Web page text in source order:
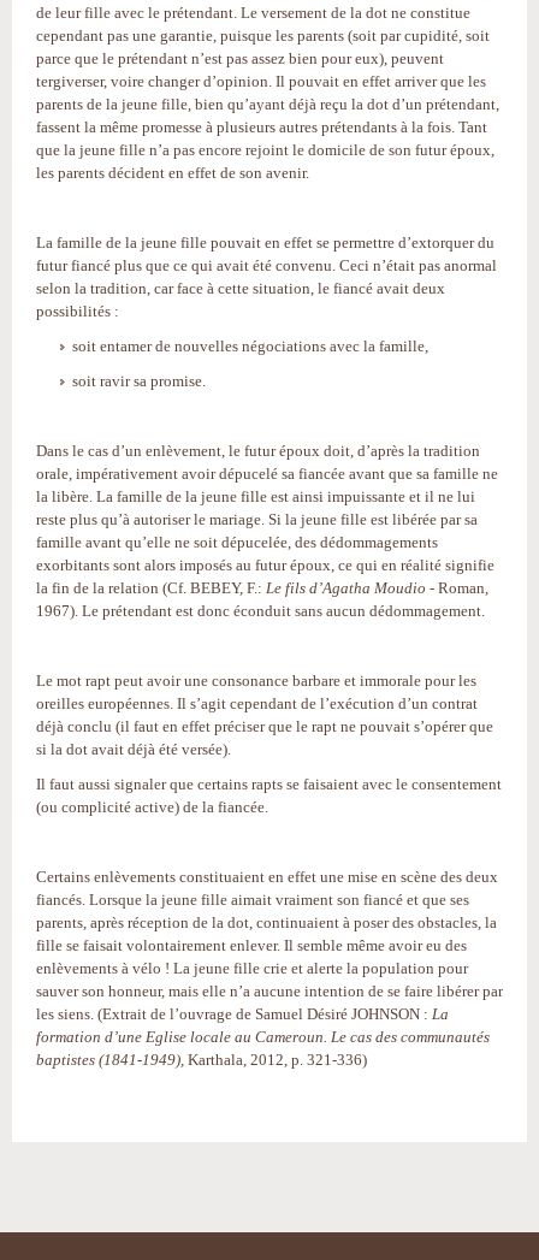
de leur fille avec le prétendant. Le versement de la dot ne constitue
cependant pas une garantie, puisque les parents (soit par cupidité, soit
parce que le prétendant n’est pas assez bien pour eux), peuvent
tergiverser, voire changer d’opinion. Il pouvait en effet arriver que les
parents de la jeune fille, bien qu’ayant déjà reçu la dot d’un prétendant,
fassent la même promesse à plusieurs autres prétendants à la fois. Tant
que la jeune fille n’a pas encore rejoint le domicile de son futur époux,
les parents décident en effet de son avenir.
La famille de la jeune fille pouvait en effet se permettre d’extorquer du
futur fiancé plus que ce qui avait été convenu. Ceci n’était pas anormal
selon la tradition, car face à cette situation, le fiancé avait deux
possibilités :
soit entamer de nouvelles négociations avec la famille,
soit ravir sa promise.
Dans le cas d’un enlèvement, le futur époux doit, d’après la tradition
orale, impérativement avoir dépucelé sa fiancée avant que sa famille ne
la libère. La famille de la jeune fille est ainsi impuissante et il ne lui
reste plus qu’à autoriser le mariage. Si la jeune fille est libérée par sa
famille avant qu’elle ne soit dépucelée, des dédommagements
exorbitants sont alors imposés au futur époux, ce qui en réalité signifie
la fin de la relation (Cf. BEBEY, F.: Le fils d’Agatha Moudio - Roman,
1967). Le prétendant est donc éconduit sans aucun dédommagement.
Le mot rapt peut avoir une consonance barbare et immorale pour les
oreilles européennes. Il s’agit cependant de l’exécution d’un contrat
déjà conclu (il faut en effet préciser que le rapt ne pouvait s’opérer que
si la dot avait déjà été versée).
Il faut aussi signaler que certains rapts se faisaient avec le consentement
(ou complicité active) de la fiancée.
Certains enlèvements constituaient en effet une mise en scène des deux
fiancés. Lorsque la jeune fille aimait vraiment son fiancé et que ses
parents, après réception de la dot, continuaient à poser des obstacles, la
fille se faisait volontairement enlever. Il semble même avoir eu des
enlèvements à vélo ! La jeune fille crie et alerte la population pour
sauver son honneur, mais elle n’a aucune intention de se faire libérer par
les siens. (Extrait de l’ouvrage de Samuel Désiré JOHNSON : La
formation d’une Eglise locale au Cameroun. Le cas des communautés
baptistes (1841-1949), Karthala, 2012, p. 321-336)
document